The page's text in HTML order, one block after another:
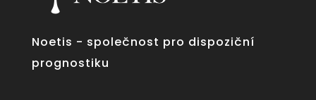
Noetis - společnost pro dispoziční
prognostiku